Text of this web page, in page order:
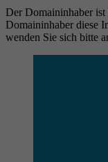
Der Domaininhaber
Domaininhaber diese
wenden Sie sich bitte